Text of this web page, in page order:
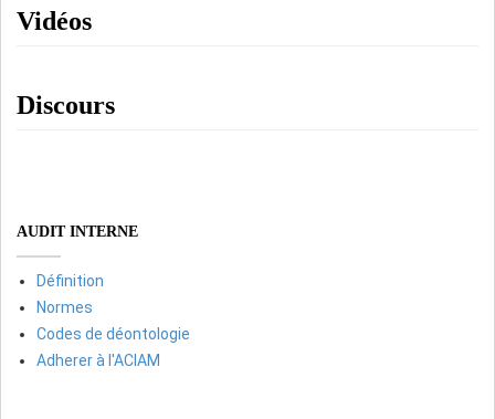
Vidéos
Discours
AUDIT INTERNE
Définition
Normes
Codes de déontologie
Adherer à l'ACIAM